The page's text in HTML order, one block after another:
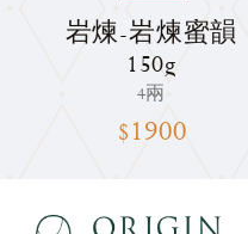
岩煉-岩煉蜜韻
150g
4兩
$1900